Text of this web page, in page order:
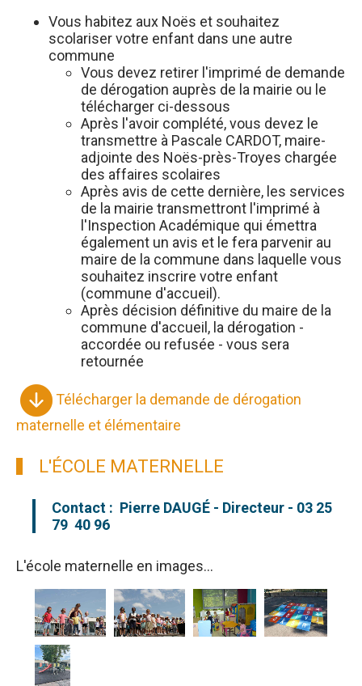
Vous habitez aux Noës et souhaitez
scolariser votre enfant dans une autre
commune
Vous devez retirer l'imprimé de demande
de dérogation auprès de la mairie ou le
télécharger ci-dessous
Après l'avoir complété, vous devez le
transmettre à Pascale CARDOT, maire-
adjointe des Noës-près-Troyes chargée
des affaires scolaires
Après avis de cette dernière, les services
de la mairie transmettront l'imprimé à
l'Inspection Académique qui émettra
également un avis et le fera parvenir au
maire de la commune dans laquelle vous
souhaitez inscrire votre enfant
(commune d'accueil).
Après décision définitive du maire de la
commune d'accueil, la dérogation -
accordée ou refusée - vous sera
retournée
Télécharger la demande de dérogation
maternelle et élémentaire
L'ÉCOLE MATERNELLE
Contact : Pierre DAUGÉ - Directeur - 03 25
79 40 96
L'école maternelle en images...